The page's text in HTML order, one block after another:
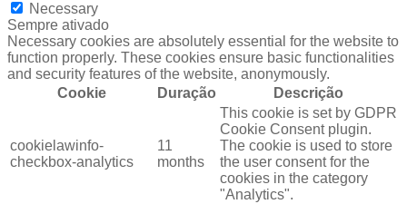
Necessary
Sempre ativado
Necessary cookies are absolutely essential for the website to
function properly. These cookies ensure basic functionalities
and security features of the website, anonymously.
Cookie
Duração Descrição
cookielawinfo-
checkbox-analytics
11
months
This cookie is set by GDPR
Cookie Consent plugin.
The cookie is used to store
the user consent for the
cookies in the category
"Analytics".